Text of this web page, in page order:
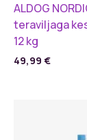
ALDOG
teraviljaga
12 kg
49,99 €